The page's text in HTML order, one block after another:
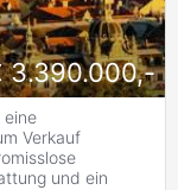
3.390.000,-
eine
Verkauf
und ein